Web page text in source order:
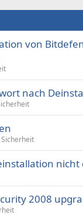
von
nach
Sicherheit
2008